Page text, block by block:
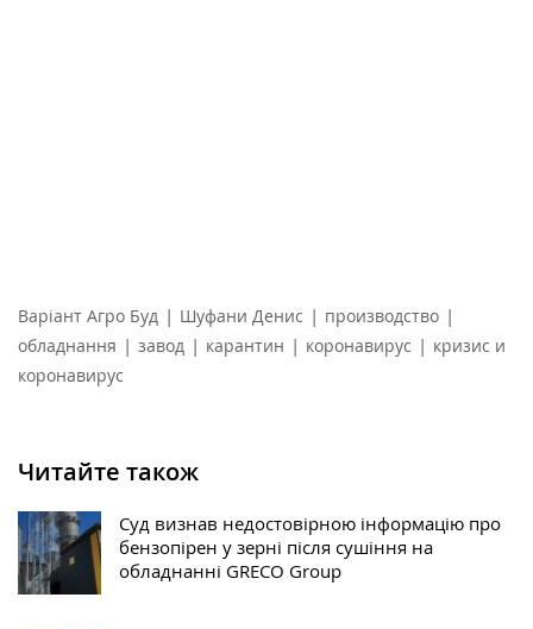
Варіант Агро Буд | Шуфани Денис | производство |
обладнання | завод | карантин | коронавирус | кризис и
коронавирус
Читайте також
Суд визнав недостовірною інформацію про
бензопірен у зерні після сушіння на
обладнанні GRECO Group